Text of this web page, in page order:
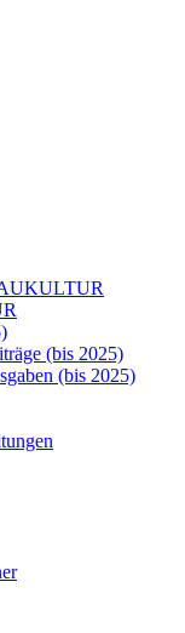
(bis 2025)
(bis 2025)